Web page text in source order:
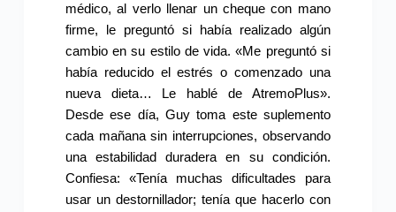
médico, al verlo llenar un cheque con mano
firme, le preguntó si había realizado algún
cambio en su estilo de vida. «Me preguntó si
había reducido el estrés o comenzado una
nueva dieta… Le hablé de AtremoPlus».
Desde ese día, Guy toma este suplemento
cada mañana sin interrupciones, observando
una estabilidad duradera en su condición.
Confiesa: «Tenía muchas dificultades para
usar un destornillador; tenía que hacerlo con